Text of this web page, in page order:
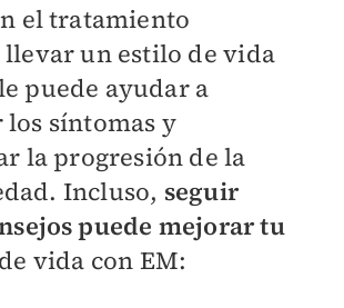
el tratamiento
un estilo de vida
puede ayudar a
síntomas y
la progresión de la
Incluso, seguir
puede mejorar tu
de vida con EM: